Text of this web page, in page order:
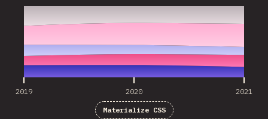
2019 2020 2021
Materialize CSS